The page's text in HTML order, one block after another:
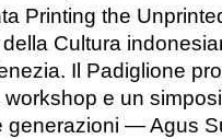
Printing the
Cultura
Il Padiglione
e un
generazioni — Agus